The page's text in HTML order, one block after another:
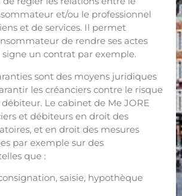
et/ou le professionnel
et de services. Il permet
de rendre ses actes
signe un contrat par exemple.
sont des moyens juridiques
les créanciers contre le risque
Le cabinet de Me JORE
et débiteurs en droit des
et en droit des mesures
par exemple sur des
que :
saisie, hypothèque